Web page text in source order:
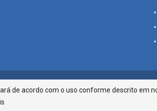
Infonet - Rua Monsenhor Silveira 276, Bairro São José |
de acordo com o uso conforme descrito em